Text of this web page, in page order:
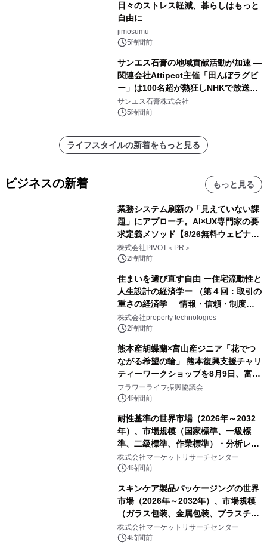
日々のストレス軽減、暮らしはもっと
自由に
jimosumu
5時間前
サンエス石膏の地域貢献活動が加速 ―
関連会社Attipect主催「田んぼラグビ
ー」は100名超が熱狂しNHKで放送さ
れました。
サンエス石膏株式会社
5時間前
ライフスタイルの新着をもっと見る
ビジネスの新着 もっと見る
業務システム刷新の「見えていない課
題」にアプローチ。AI×UX専門家の要
求定義メソッド【8/26無料ウェビナ
ー】株式会社PIVOT
株式会社PIVOT＜PR＞
2時間前
住まいを選び直す自由 ー住宅流動性と
人生設計の経済学ー （第４回：取引の
重さの経済学──情報・信頼・制度を
PropTechはどう組み替えるか）｜
PropTech-Lab
株式会社property technologies
2時間前
熊本産胡蝶蘭×富山産ジニア「花でつ
ながる希望の輪」 熊本復興支援チャリ
ティーワークショップを8月9日、富
山・射水で開催
フラワーライフ振興協議会
4時間前
耐性基準の世界市場（2026年～2032
年）、市場規模（国家標準、一級標
準、二級標準、作業標準）・分析レポ
ートを発表
株式会社マーケットリサーチセンター
4時間前
スキンケア製品パッケージングの世界
市場（2026年～2032年）、市場規模
（ガラス包装、金属包装、プラスチッ
ク包装、その他）・分析レポートを発
表
株式会社マーケットリサーチセンター
4時間前